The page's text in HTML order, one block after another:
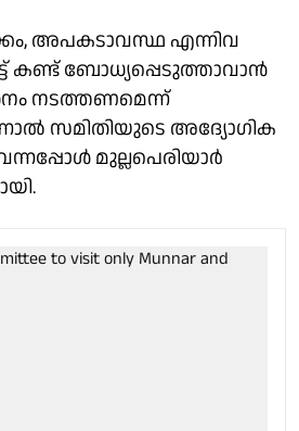
അപകടാവസ്ഥ എന്നിവ
കണ്ട് ബോധ്യപ്പെടുത്താവാൻ
നടത്തണമെന്ന്
സമിതിയുടെ അദ്യോഗിക
മുല്ലപെരിയാർ